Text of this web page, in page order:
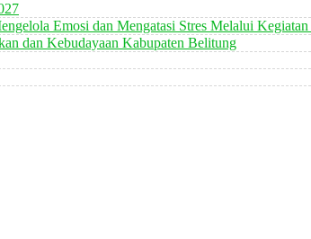
Emosi dan Mengatasi Stres Melalui
dan Kebudayaan Kabupaten Belitung